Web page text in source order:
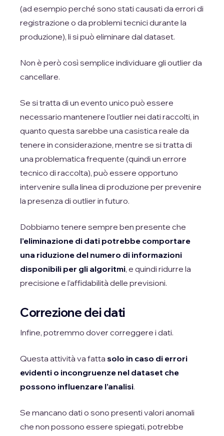
(ad esempio perché sono stati causati da errori di
registrazione o da problemi tecnici durante la
produzione), li si può eliminare dal dataset.
Non è però così semplice individuare gli outlier da
cancellare.
Se si tratta di un evento unico può essere
necessario mantenere l’outlier nei dati raccolti, in
quanto questa sarebbe una casistica reale da
tenere in considerazione, mentre se si tratta di
una problematica frequente (quindi un errore
tecnico di raccolta), può essere opportuno
intervenire sulla linea di produzione per prevenire
la presenza di outlier in futuro.
Dobbiamo tenere sempre ben presente che
l’eliminazione di dati potrebbe comportare
una riduzione del numero di informazioni
disponibili per gli algoritmi, e quindi ridurre la
precisione e l’affidabilità delle previsioni.
Correzione dei dati
Infine, potremmo dover correggere i dati.
Questa attività va fatta solo in caso di errori
evidenti o incongruenze nel dataset che
possono influenzare l’analisi.
Se mancano dati o sono presenti valori anomali
che non possono essere spiegati, potrebbe